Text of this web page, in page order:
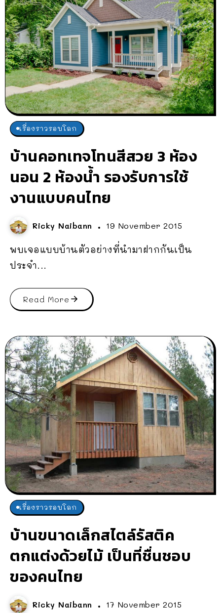
เรื่องราวรอบโลก
บ้านคอทเทจโทนสีสวย 3 ห้อง
นอน 2 ห้องน้ำ รองรับการใช้
งานแบบคนไทย
Ricky Naibann 19 November 2015
พบเจอแบบบ้านตัวอย่างที่นำมาฝากกันเป็น
ประจำ...
Read More
เรื่องราวรอบโลก
บ้านขนาดเล็กสไตล์รัสติค
ตกแต่งด้วยไม้ เป็นที่ชื่นชอบ
ของคนไทย
Ricky Naibann 17 November 2015